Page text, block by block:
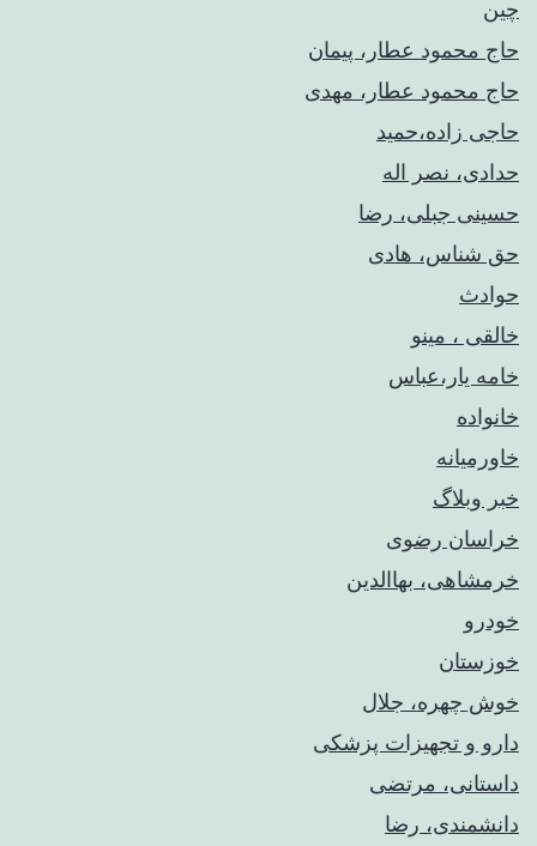
چین
حاج محمود عطار، پیمان
حاج محمود عطار، مهدی
حاجی زاده،حمید
حدادی، نصر اله
حسینی جبلی، رضا
حق شناس، هادی
حوادث
خالقی ، مینو
خامه یار،عباس
خانواده
خاورمیانه
خبر وبلاگ
خراسان رضوی
خرمشاهی، بهاالدین
خودرو
خوزستان
خوش چهره، جلال
دارو و تجهیزات پزشکی
داستانی، مرتضی
دانشمندی، رضا